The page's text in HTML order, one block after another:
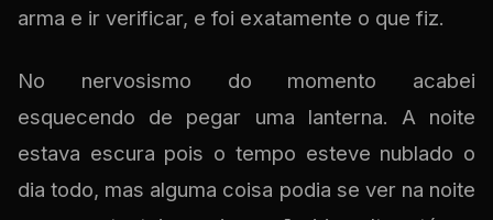
arma e ir verificar, e foi exatamente o que fiz.
No nervosismo do momento acabei
esquecendo de pegar uma lanterna. A noite
estava escura pois o tempo esteve nublado o
dia todo, mas alguma coisa podia se ver na noite